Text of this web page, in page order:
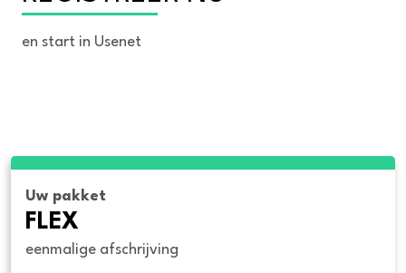
en start in Usenet
Uw pakket
FLEX
eenmalige afschrijving